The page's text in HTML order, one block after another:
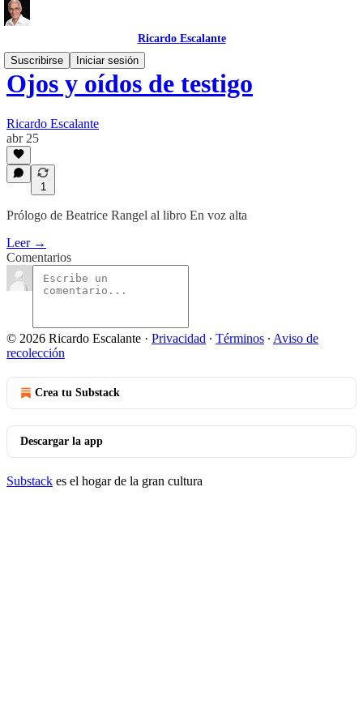
Ricardo Escalante
Suscribirse
Iniciar sesión
Ojos y oídos de testigo
Ricardo Escalante
abr 25
1
Prólogo de Beatrice Rangel al libro En voz alta
Leer →
Comentarios
© 2026 Ricardo Escalante · Privacidad ∙ Términos ∙ Aviso de
recolección
Crea tu Substack
Descargar la app
Substack es el hogar de la gran cultura